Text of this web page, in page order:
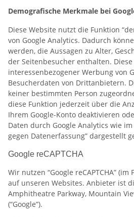
Demografische Merkmale bei
Diese Website nutzt die Funktion
von Google Analytics. Dadurch
werden, die Aussagen zu Alter,
der Seitenbesucher enthalten.
interessenbezogener Werbung von
Besucherdaten von Drittanbietern.
keiner bestimmten Person
diese Funktion jederzeit über die
Ihrem Google-Konto deaktivieren
Daten durch Google Analytics wie
gegen Datenerfassung” dargestellt
Google reCAPTCHA
Wir nutzen “Google reCAPTCHA” (im
auf unseren Websites. Anbieter ist
Amphitheatre Parkway, Mountain
(“Google”).